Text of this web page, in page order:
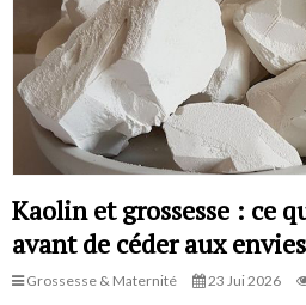
Kaolin et grossesse : ce
avant de céder aux envies
Grossesse & Maternité 23 Jui 2026